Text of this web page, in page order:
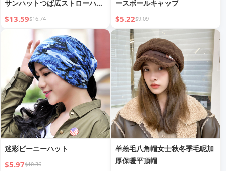
サンハットつば広ストローハッ
ト
$13.59$16.74
ースボールキャップ
$5.22$9.09
迷彩ビーニーハット
$5.97$10.36
羊羔毛八角帽女士秋冬季毛呢加
厚保暖平顶帽